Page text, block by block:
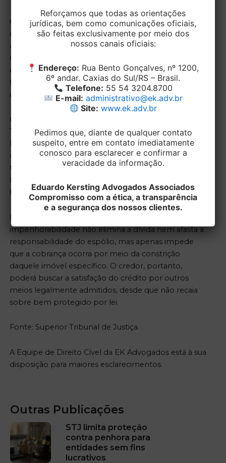
O ministro ressaltou ainda que os herdeiros
respondem pelas dívidas do falecido apenas dentro
dos limites da herança, conforme o artigo 1.997 do
Código Civil, e que, se o imóvel já era impenhorável
em vida, essa proteção se mantém após o
falecimento, desde que o bem continue a ser
utilizado como moradia por membros da família.
Com base no princípio da saisine, previsto no artigo
1.784 do Código Civil, o relator lembrou que os
herdeiros assumem automaticamente o patrimônio
do falecido com a abertura da sucessão, herdando
também as garantias legais que protegiam o autor da
herança – entre elas, a impenhorabilidade do bem de
família.
Por fim, Antonio Carlos Ferreira esclareceu que a
impenhorabilidade não elimina a dívida nem afasta a
responsabilidade do espólio, mas apenas impede
que a cobrança ocorra por meio da constrição
daquele imóvel específico. O credor, portanto,
poderá buscar a satisfação do crédito por outros
meios legalmente admitidos, desde que não recaia
sobre bem protegido por lei.
Fonte: Superior Tribunal de Justiça.
A Equipe de Direito Cível da EK Advogados está à sua
disposição para maiores esclarecimentos.
Outras Publicações
STJ limita proteção
contra penhora para
entidades sem fins
lucrativos
Reforçamos que todas as orientações
jurídicas, bem como comunicações oficiais,
são feitas exclusivamente por meio dos
nossos canais oficiais:
Endereço: Rua Bento Gonçalves, nº 1200,
6º andar. Caxias do Sul/RS – Brasil.
Telefone: 55 54 3204.8700
E-mail: administrativo@ek.adv.br
Site: www.ek.adv.br
Pedimos que, diante de qualquer contato
suspeito, entre em contato imediatamente
conosco para esclarecer e confirmar a
veracidade da informação.
Eduardo Kersting Advogados Associados
Compromisso com a ética, a transparência
e a segurança dos nossos clientes.